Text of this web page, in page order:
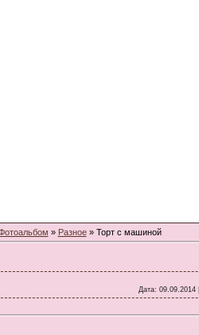
» Разное» Торт с машиной
Дата: 09.09.2014 |